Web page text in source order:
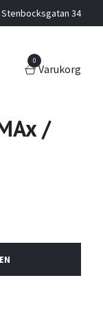
34
0
Varukorg
/